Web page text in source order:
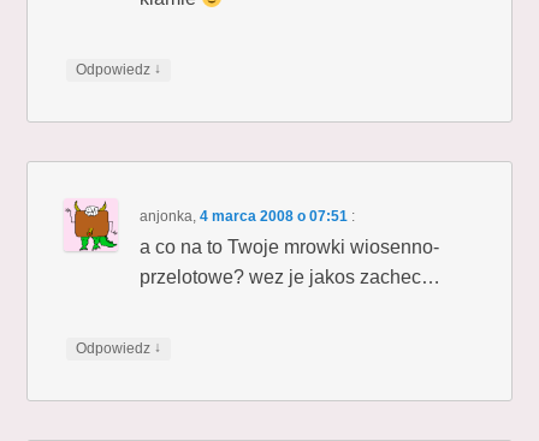
Odpowiedz ↓
anjonka,4 marca 2008 o 07:51 :
a co na to Twoje mrowki wiosenno-
przelotowe? wez je jakos zachec…
Odpowiedz ↓